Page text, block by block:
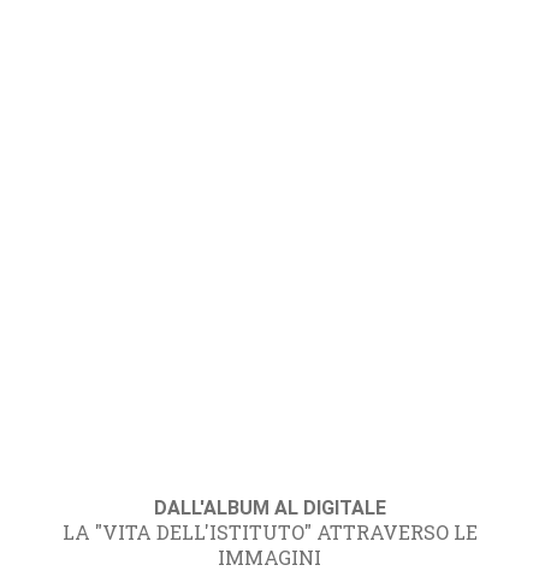
DALL'ALBUM AL DIGITALE
LA "VITA DELL'ISTITUTO" ATTRAVERSO LE
IMMAGINI